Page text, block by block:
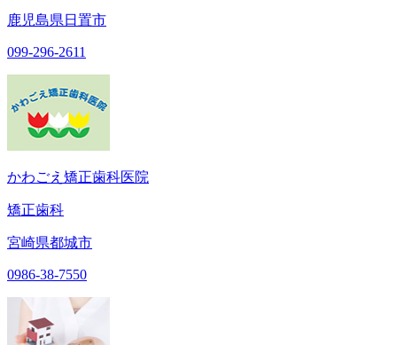
鹿児島県日置市
099-296-2611
かわごえ矯正歯科医院
矯正歯科
宮崎県都城市
0986-38-7550